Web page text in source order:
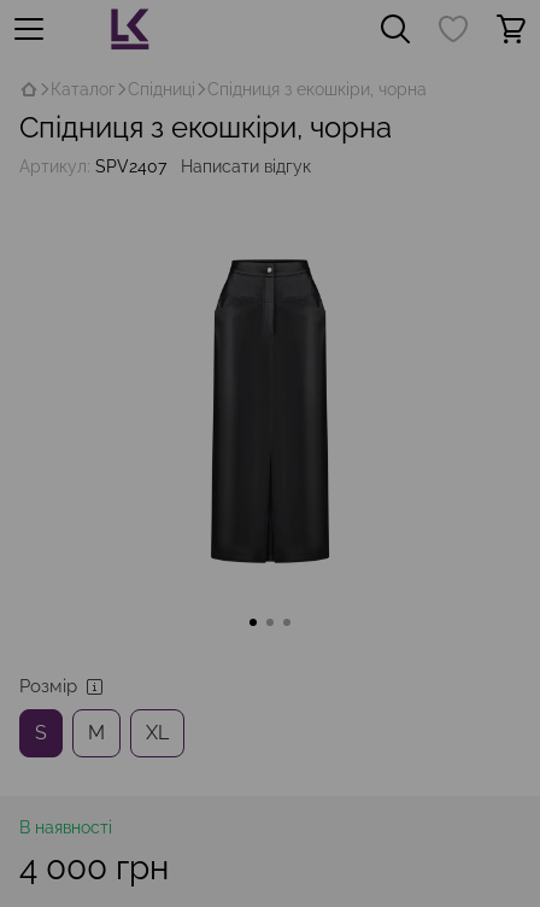
Каталог Спідниці Спідниця з екошкіри, чорна
Спідниця з екошкіри, чорна
Артикул: SPV2407 Написати відгук
Розмір
S M XL
В наявності
4 000 грн